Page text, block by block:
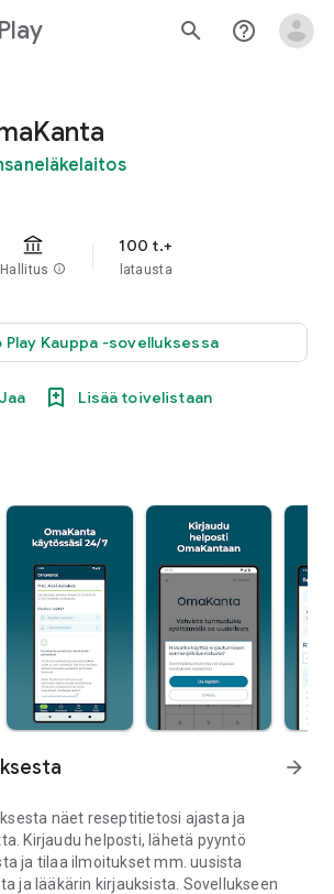
Play search help_outline
Hallitus info
100 t.+
latausta
Play Kauppa ‐sovelluksessa
Jaa Lisää toivelistaan
arrow_forward
näet reseptitietosi ajasta ja
Kirjaudu helposti, lähetä pyyntö
ja tilaa ilmoitukset mm. uusista
ja lääkärin kirjauksista. Sovellukseen